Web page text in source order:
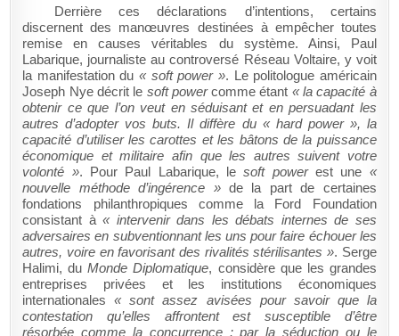
Derrière ces déclarations d’intentions, certains
discernent des manœuvres destinées à empêcher toutes
remise en causes véritables du système. Ainsi, Paul
Labarique, journaliste au controversé Réseau Voltaire, y voit
la manifestation du« soft power ». Le politologue américain
Joseph Nye décrit le soft powercomme étant « la capacité à
obtenir ce que l’on veut en séduisant et en persuadant les
autres d’adopter vos buts. Il diffère du « hard power », la
capacité d’utiliser les carottes et les bâtons de la puissance
économique et militaire afin que les autres suivent votre
volonté ». Pour Paul Labarique, lesoft powerest une «
nouvelle méthode d’ingérence »de la part de certaines
fondations philanthropiques comme la Ford Foundation
consistant à« intervenir dans les débats internes de ses
adversaires en subventionnant les uns pour faire échouer les
autres, voire en favorisant des rivalités stérilisantes ». Serge
Halimi, duMonde Diplomatique, considère que les grandes
entreprises privées et les institutions économiques
internationales« sont assez avisées pour savoir que la
contestation qu’elles affrontent est susceptible d’être
résorbée comme la concurrence : par la séduction ou le